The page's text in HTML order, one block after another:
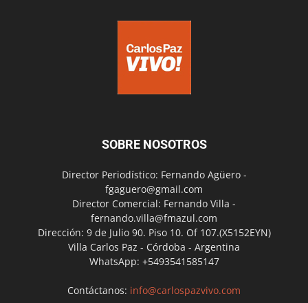
SOBRE NOSOTROS
Director Periodístico: Fernando Agüero -
fgaguero@gmail.com
Director Comercial: Fernando Villa -
fernando.villa@fmazul.com
Dirección: 9 de Julio 90. Piso 10. Of 107.(X5152EYN)
Villa Carlos Paz - Córdoba - Argentina
WhatsApp: +5493541585147
Contáctanos: info@carlospazvivo.com